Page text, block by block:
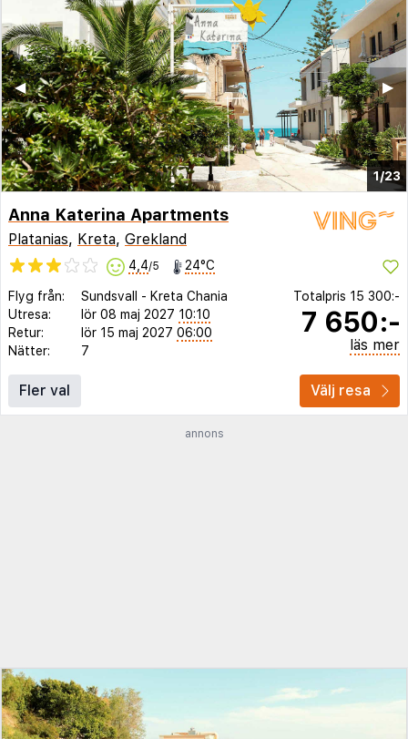
1/23
▶︎
◀︎
Anna Katerina Apartments
Platanias, Kreta, Grekland
4,4/5 24°C
Flyg från: Sundsvall - Kreta Chania
Utresa:
lör 08 maj 2027 10:10
Retur:
lör 15 maj 2027 06:00
Nätter:
7
Totalpris 15 300:-
7 650:-
läs mer
Fler val Välj resa
annons